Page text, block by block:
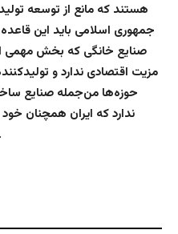
هستند که مانع از توسعه
جمهوری اسلامی باید این قاعده
صنایع خانگی که بخش مهمی
مزیت اقتصادی ندارد و
حوزه‌ها من‌جمله صنایع
ندارد که ایران همچنان خود
.